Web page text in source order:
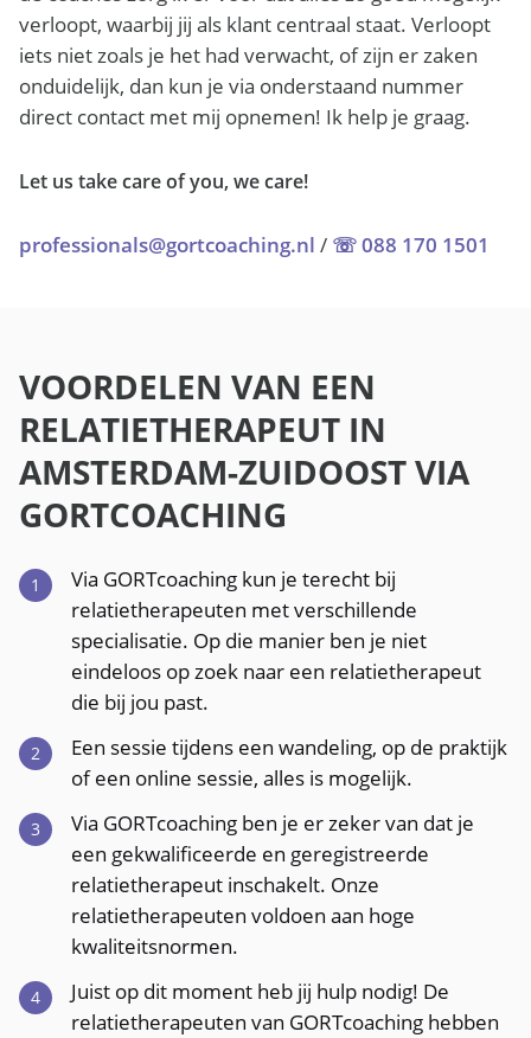
verloopt, waarbij jij als klant centraal staat. Verloopt
iets niet zoals je het had verwacht, of zijn er zaken
onduidelijk, dan kun je via onderstaand nummer
direct contact met mij opnemen! Ik help je graag.
Let us take care of you, we care!
professionals@gortcoaching.nl / ☏ 088 170 1501
VOORDELEN VAN EEN
RELATIETHERAPEUT IN
AMSTERDAM-ZUIDOOST VIA
GORTCOACHING
Via GORTcoaching kun je terecht bij
relatietherapeuten met verschillende
specialisatie. Op die manier ben je niet
eindeloos op zoek naar een relatietherapeut
die bij jou past.
Een sessie tijdens een wandeling, op de praktijk
of een online sessie, alles is mogelijk.
Via GORTcoaching ben je er zeker van dat je
een gekwalificeerde en geregistreerde
relatietherapeut inschakelt. Onze
relatietherapeuten voldoen aan hoge
kwaliteitsnormen.
Juist op dit moment heb jij hulp nodig! De
relatietherapeuten van GORTcoaching hebben